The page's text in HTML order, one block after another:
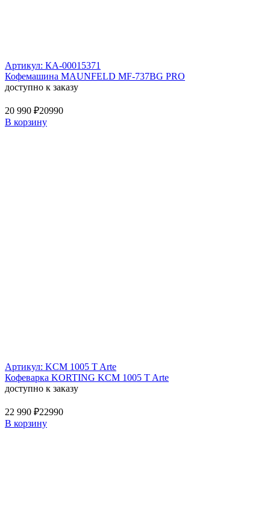
Артикул: КА-00015371
Кофемашина MAUNFELD MF-737BG PRO
доступно к заказу
20 990 ₽20990
В корзину
Артикул: KCM 1005 T Arte
Кофеварка KORTING KCM 1005 T Arte
доступно к заказу
22 990 ₽22990
В корзину